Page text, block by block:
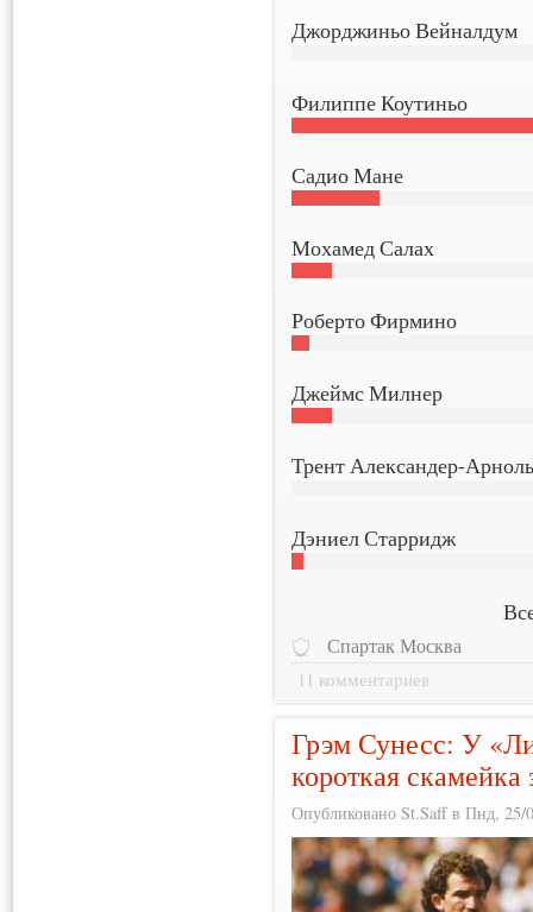
Джорджиньо Вейналдум
Филиппе Коутиньо
Садио Мане
Мохамед Салах
Роберто Фирмино
Джеймс Милнер
Трент Александер-
Дэниел Старридж
Спартак Москва
11 комментариев
Грэм Сунесс: У
короткая скамейка
Опубликовано St.Saff в Пнд, 25/